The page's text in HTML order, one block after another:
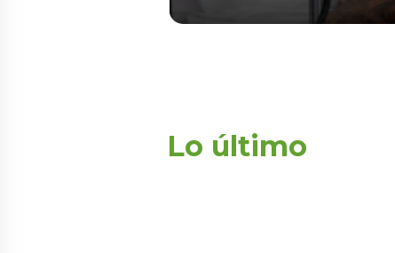
Lo último